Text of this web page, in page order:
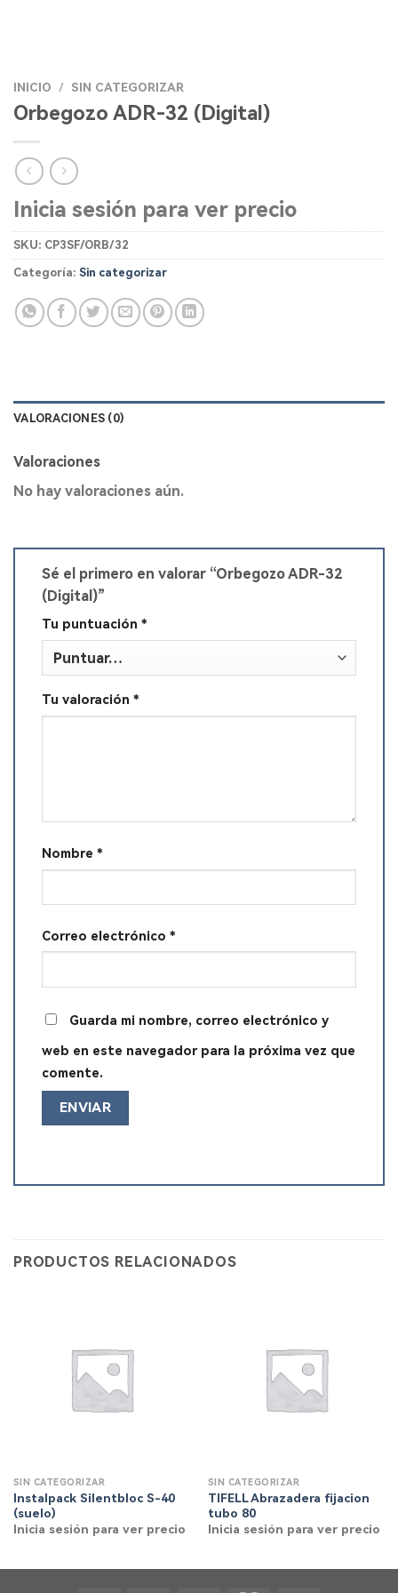
INICIO / SIN CATEGORIZAR
Orbegozo ADR-32 (Digital)
Inicia sesión para ver precio
SKU: CP3SF/ORB/32
Categoría: Sin categorizar
VALORACIONES (0)
Valoraciones
No hay valoraciones aún.
Sé el primero en valorar “Orbegozo ADR-32
(Digital)”
Tu puntuación *
Tu valoración *
Nombre *
Correo electrónico *
Guarda mi nombre, correo electrónico y
web en este navegador para la próxima vez que
comente.
PRODUCTOS RELACIONADOS
SIN CATEGORIZAR
Instalpack Silentbloc S-40
(suelo)
Inicia sesión para ver precio
SIN CATEGORIZAR
TIFELL Abrazadera fijacion
tubo 80
Inicia sesión para ver precio